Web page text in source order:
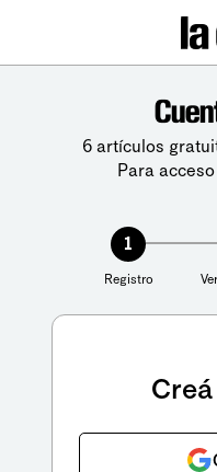
6 artículos
Para
1
Registro